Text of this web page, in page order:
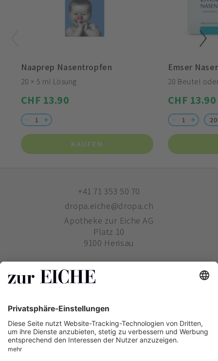
Naaprep Nasentropfen
20 × 5 ml Lösung
CHF 13.90
KAUFEN
Emser
20 Beutel
CHF 13.90
+41 71 353 50 70
dropa.eiche@dropa.ch
Apotheke zur Eiche AG
Platz 10
9100 Herisau
ZUR EICHE
PHARMAVERTRIEB